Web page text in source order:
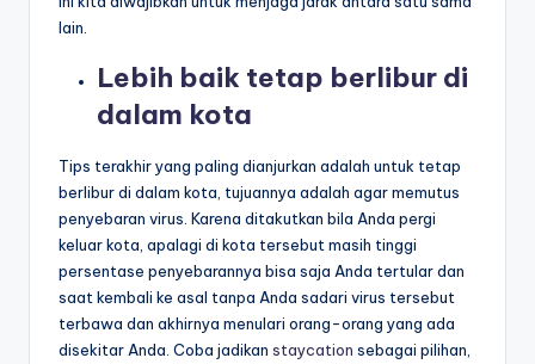
lain.
Lebih baik tetap berlibur di
dalam kota
Tips terakhir yang paling dianjurkan adalah untuk tetap
berlibur di dalam kota, tujuannya adalah agar memutus
penyebaran virus. Karena ditakutkan bila Anda pergi
keluar kota, apalagi di kota tersebut masih tinggi
persentase penyebarannya bisa saja Anda tertular dan
saat kembali ke asal tanpa Anda sadari virus tersebut
terbawa dan akhirnya menulari orang-orang yang ada
disekitar Anda. Coba jadikan staycation sebagai pilihan,